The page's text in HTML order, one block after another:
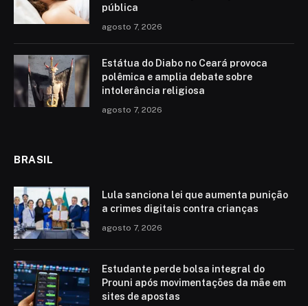
pública
agosto 7, 2026
Estátua do Diabo no Ceará provoca
polêmica e amplia debate sobre
intolerância religiosa
agosto 7, 2026
BRASIL
Lula sanciona lei que aumenta punição
a crimes digitais contra crianças
agosto 7, 2026
Estudante perde bolsa integral do
Prouni após movimentações da mãe em
sites de apostas